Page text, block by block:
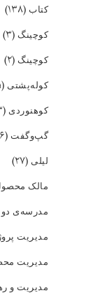
کتاب (۱۳۸)
کوچینگ (۳)
کوچینگ (۲)
کوله‌پشتی (۵)
کوهنوردی (۳)
گپ‌و‌گفت (۵۶)
لیلی (۲۷)
مالک
مدرسه‌ی
مدیریت
مدیریت
مدیریت و